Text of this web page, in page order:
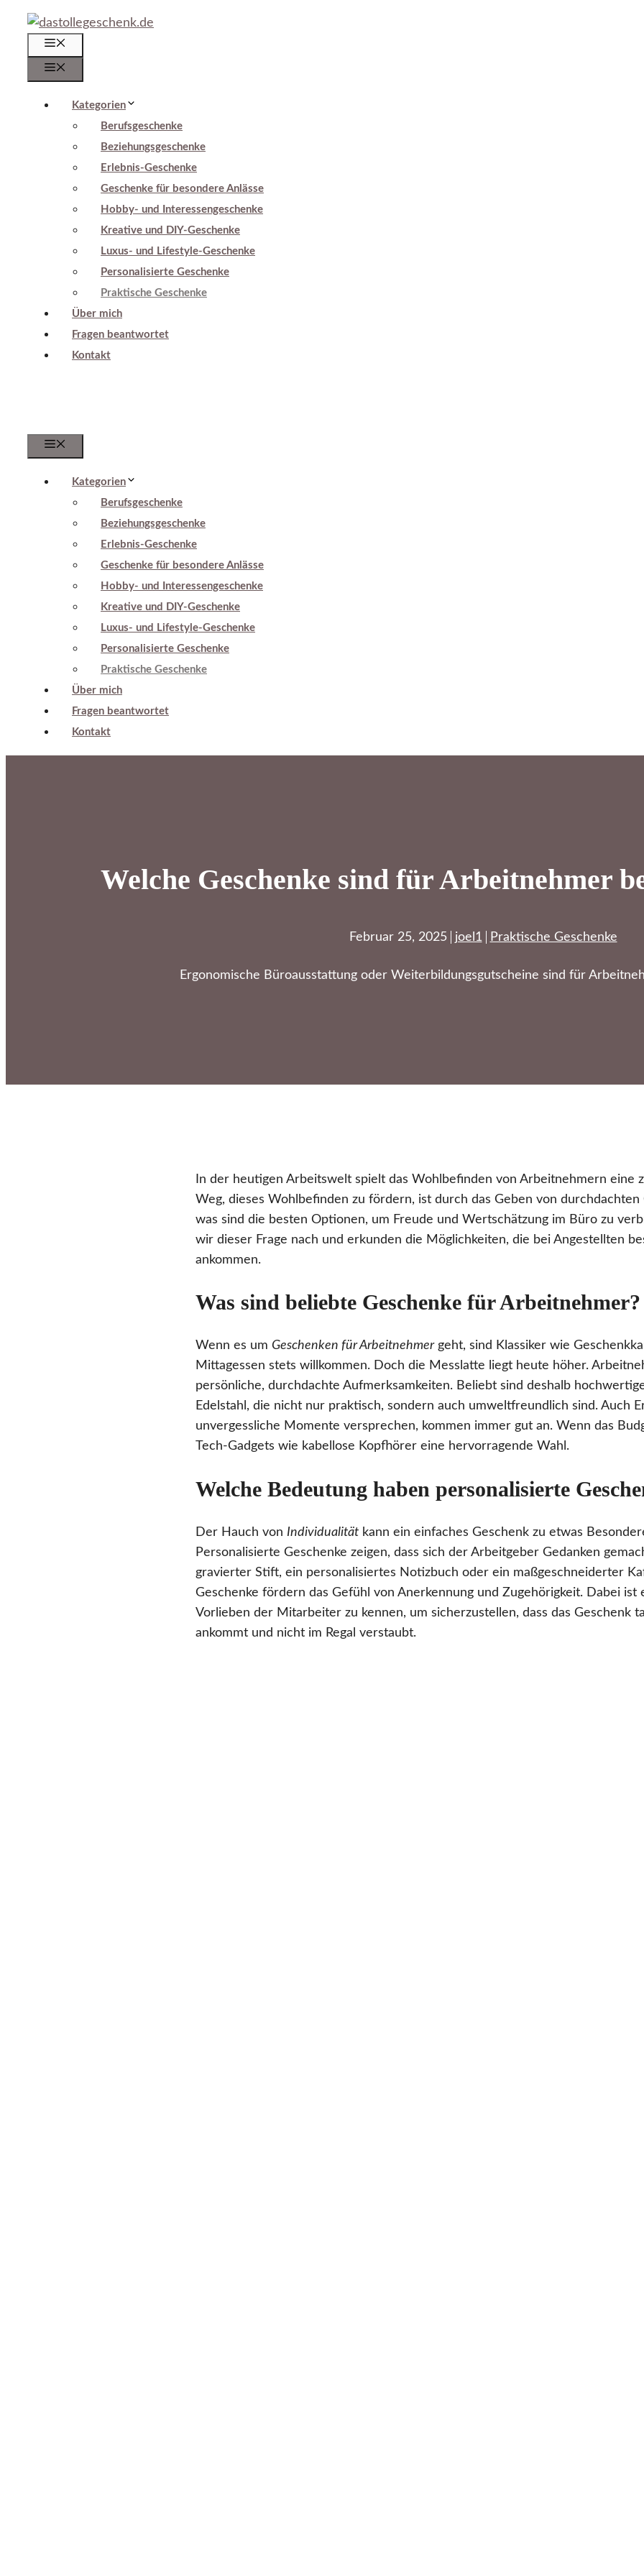
Zum
Inhalt
springen
Kategorien
Berufsgeschenke
Beziehungsgeschenke
Erlebnis-Geschenke
Geschenke für besondere Anlässe
Hobby- und Interessengeschenke
Kreative und DIY-Geschenke
Luxus- und Lifestyle-Geschenke
Personalisierte Geschenke
Praktische Geschenke
Über mich
Fragen beantwortet
Kontakt
Kategorien
Berufsgeschenke
Beziehungsgeschenke
Erlebnis-Geschenke
Geschenke für besondere Anlässe
Hobby- und Interessengeschenke
Kreative und DIY-Geschenke
Luxus- und Lifestyle-Geschenke
Personalisierte Geschenke
Praktische Geschenke
Über mich
Fragen beantwortet
Kontakt
Welche Geschenke sind für Arbeitnehmer
Februar 25, 2025 joel1 Praktische Geschenke
Ergonomische Büroausstattung oder Weiterbildungsgutscheine sind für
In der heutigen Arbeitswelt spielt das Wohlbefinden von Arbeitnehmern eine
Weg, dieses Wohlbefinden zu fördern, ist durch das Geben von durchdachten
was sind die besten Optionen, um Freude und Wertschätzung im Büro zu
wir dieser Frage nach und erkunden die Möglichkeiten, die bei Angestellten
ankommen.
Was sind beliebte Geschenke für Arbeitnehmer?
Wenn es um Geschenken für Arbeitnehmergeht, sind Klassiker wie
Mittagessen stets willkommen. Doch die Messlatte liegt heute höher.
persönliche, durchdachte Aufmerksamkeiten. Beliebt sind deshalb
Edelstahl, die nicht nur praktisch, sondern auch umweltfreundlich sind. Auch
unvergessliche Momente versprechen, kommen immer gut an. Wenn das
Tech-Gadgets wie kabellose Kopfhörer eine hervorragende Wahl.
Welche Bedeutung haben personalisierte
Der Hauch von Individualität kann ein einfaches Geschenk zu etwas
Personalisierte Geschenke zeigen, dass sich der Arbeitgeber Gedanken
gravierter Stift, ein personalisiertes Notizbuch oder ein maßgeschneiderter
Geschenke fördern das Gefühl von Anerkennung und Zugehörigkeit. Dabei ist
Vorlieben der Mitarbeiter zu kennen, um sicherzustellen, dass das Geschenk
ankommt und nicht im Regal verstaubt.